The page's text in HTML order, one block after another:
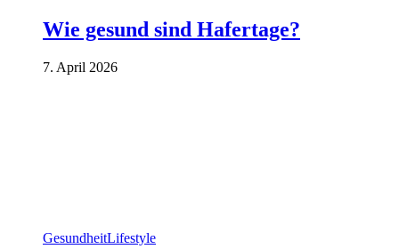
Wie gesund sind Hafertage?
7. April 2026
GesundheitLifestyle